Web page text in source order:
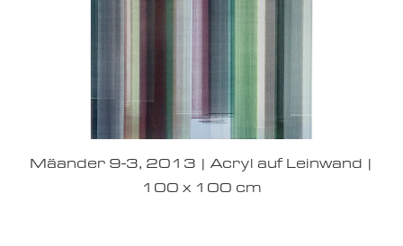
Mäander 9-3, 2013 | Acryl auf Leinwand |
100 x 100 cm